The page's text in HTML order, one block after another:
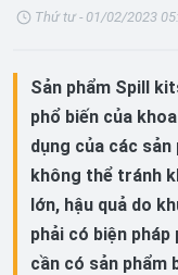
Thứ tư - 01/02/2023
Sản phẩm Spill
phổ biến của
dụng của các
không thể tránh
lớn, hậu quả do
phải có biện
cần có sản phẩm